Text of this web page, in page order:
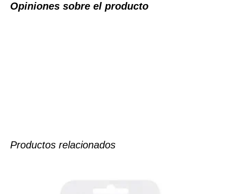
Opiniones sobre el producto
Productos relacionados